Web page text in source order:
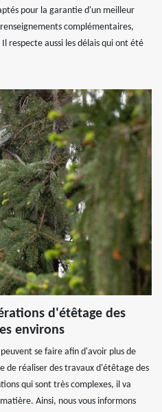
pour la garantie d'un meilleur
complémentaires,
respecte aussi les délais qui ont été
d'étêtage des
environs
se faire afin d'avoir plus de
de réaliser des travaux d'étêtage des
qui sont très complexes, il va
Ainsi, nous vous informons